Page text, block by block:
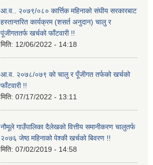
आ.व.. २०७९/०८० कार्त्तिक महिनाको संघीय सरकारबाट
हस्तान्तरित कार्यक्रम (शसर्त अनुदान) चालु र
पूंजीगततर्फ खर्चको फाँटवारी !!
मिति: 12/06/2022 - 14:18
आ.व. २०७८/०७९ को चालु र पूँजीगत तर्फको खर्चको
फाँटवारी !!
मिति: 07/17/2022 - 13:11
नौमूले गाउँपालिका दैलेखको वित्तीय समानीकरण चालुतर्फ
२०७६ जेष्ठ महिनाको पेश्की खर्चको बिवरण !!
मिति: 07/02/2019 - 14:58